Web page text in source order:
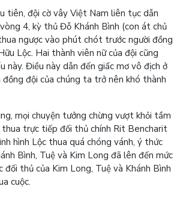
tiên, đội cờ vây Việt Nam liên tục dẫn
4, kỳ thủ Đỗ Khánh Bình (con át chủ
ngược vào phút chót trước người đồng
Lộc. Hai thành viên nữ của đội cũng
này. Điều này dẫn đến giấc mơ vô địch ở
đồng đội của chúng ta trở nên khó thành
mọi chuyện tưởng chừng vượt khỏi tầm
trực tiếp đối thủ chính Rit Bencharit
hình Lộc thua quá chóng vánh, ý thức
Bình, Tuệ và Kim Long đã lên đến mức
đối thủ của Kim Long, Tuệ và Khánh Bình
cuộc.